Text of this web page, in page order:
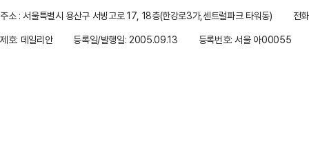
주소 : 서울특별시 용산구 서빙고로 17, 18층(한강로3가,센트럴파크 타워동)
전
제호: 데일리안
등록일/발행일: 2005.09.13 등록번호: 서울 아00055